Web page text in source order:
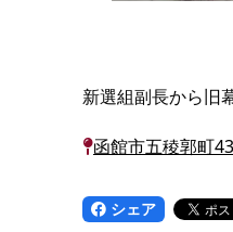
新選組副長から旧
函館市五稜郭町
シェア